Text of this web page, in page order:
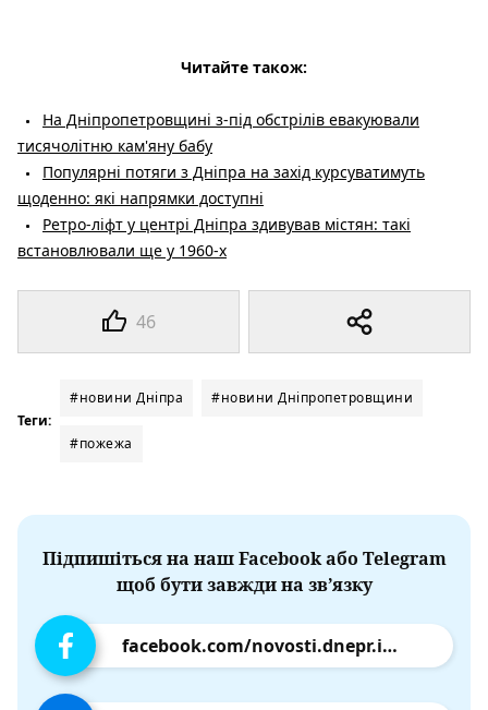
46
Читайте також:
На Дніпропетровщині з-під обстрілів евакуювали
тисячолітню кам'яну бабу
Популярні потяги з Дніпра на захід курсуватимуть
щоденно: які напрямки доступні
Ретро-ліфт у центрі Дніпра здивував містян: такі
встановлювали ще у 1960-х
Теги:
#новини Дніпра #новини Дніпропетровщини
#пожежа
Підпишіться на наш Facebook або Telegram
щоб бути завжди на зв’язку
facebook.com/novosti.dnepr.info